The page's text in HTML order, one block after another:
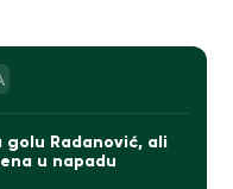
golu Radanović, ali
u napadu